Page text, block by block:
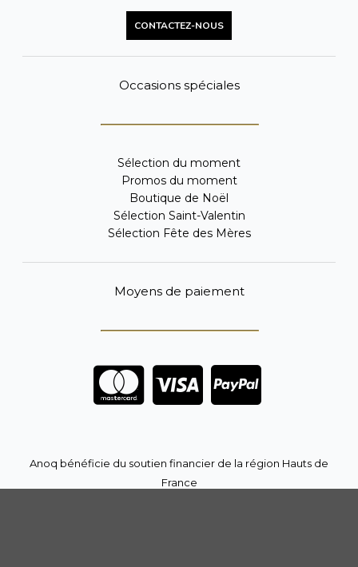
CONTACTEZ-NOUS
Occasions spéciales
Sélection du moment
Promos du moment
Boutique de Noël
Sélection Saint-Valentin
Sélection Fête des Mères
Moyens de paiement
Anoq bénéficie du soutien financier de la région Hauts de
France